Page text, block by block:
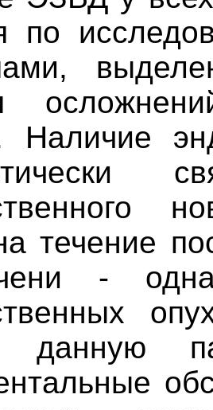
по
Наличие
течение
-
данную